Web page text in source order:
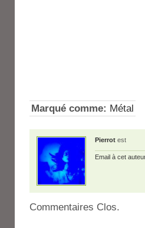
Marqué comme: Métal
Pierrot est
Email à cet
Commentaires Clos.